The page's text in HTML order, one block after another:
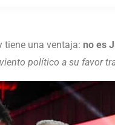
tiene una ventaja: no es
político a su favor